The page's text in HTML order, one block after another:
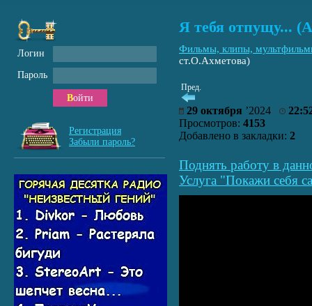
Я тебя отпущу...
Фильмы, клипы,
ст.О.Ахметова)
Пред.
29 октября ’2024
Просмотров: 4153
Добавлено в закладки: 2
Поднять работу в
Услуга "Покажи себя
Логин
Пароль
Войти
Регистрация
Забыли пароль?